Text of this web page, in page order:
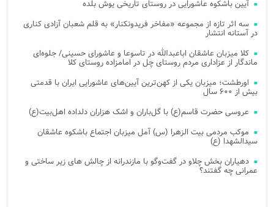
آیین باشکوه عاشورایی در روستای تاریخی یوش بلده
سه اثر تازه از مجموعه «مفاخر فریدونکنار» به قلم شعبان آزادی کناری
در آستانه انتشار
کلا میزبان عاشقان اباعبدالله در تاسوعا و عاشورای حسینی/ جلوه‌ای
ماندگار از عزاداری مردم روستای چل در امامزاده روستای کلا
اورطشت؛ میزبان یکی از کهن‌ترین آیین‌های عاشورایی ایران با قدمتی
بیش از ۶۰۰ سال
عروسی حضرت قاسم(ع) با گل‌باران و اشک هزاران دلداده اهل‌بیت(ع)
موکب مردمی بیت‌ الزهرا (س) آمل میزبان اجتماع باشکوه عاشقان
سیدالشهدا (ع)
دهیاران بخش چلاو در گفت‌وگو با مازندرانه از چالش های زیر ساختی و
عمرانی چه گفتند؟